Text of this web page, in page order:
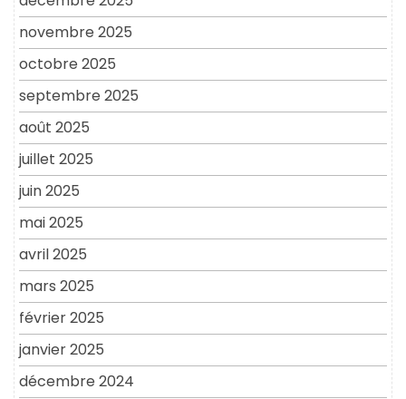
novembre 2025
octobre 2025
septembre 2025
août 2025
juillet 2025
juin 2025
mai 2025
avril 2025
mars 2025
février 2025
janvier 2025
décembre 2024